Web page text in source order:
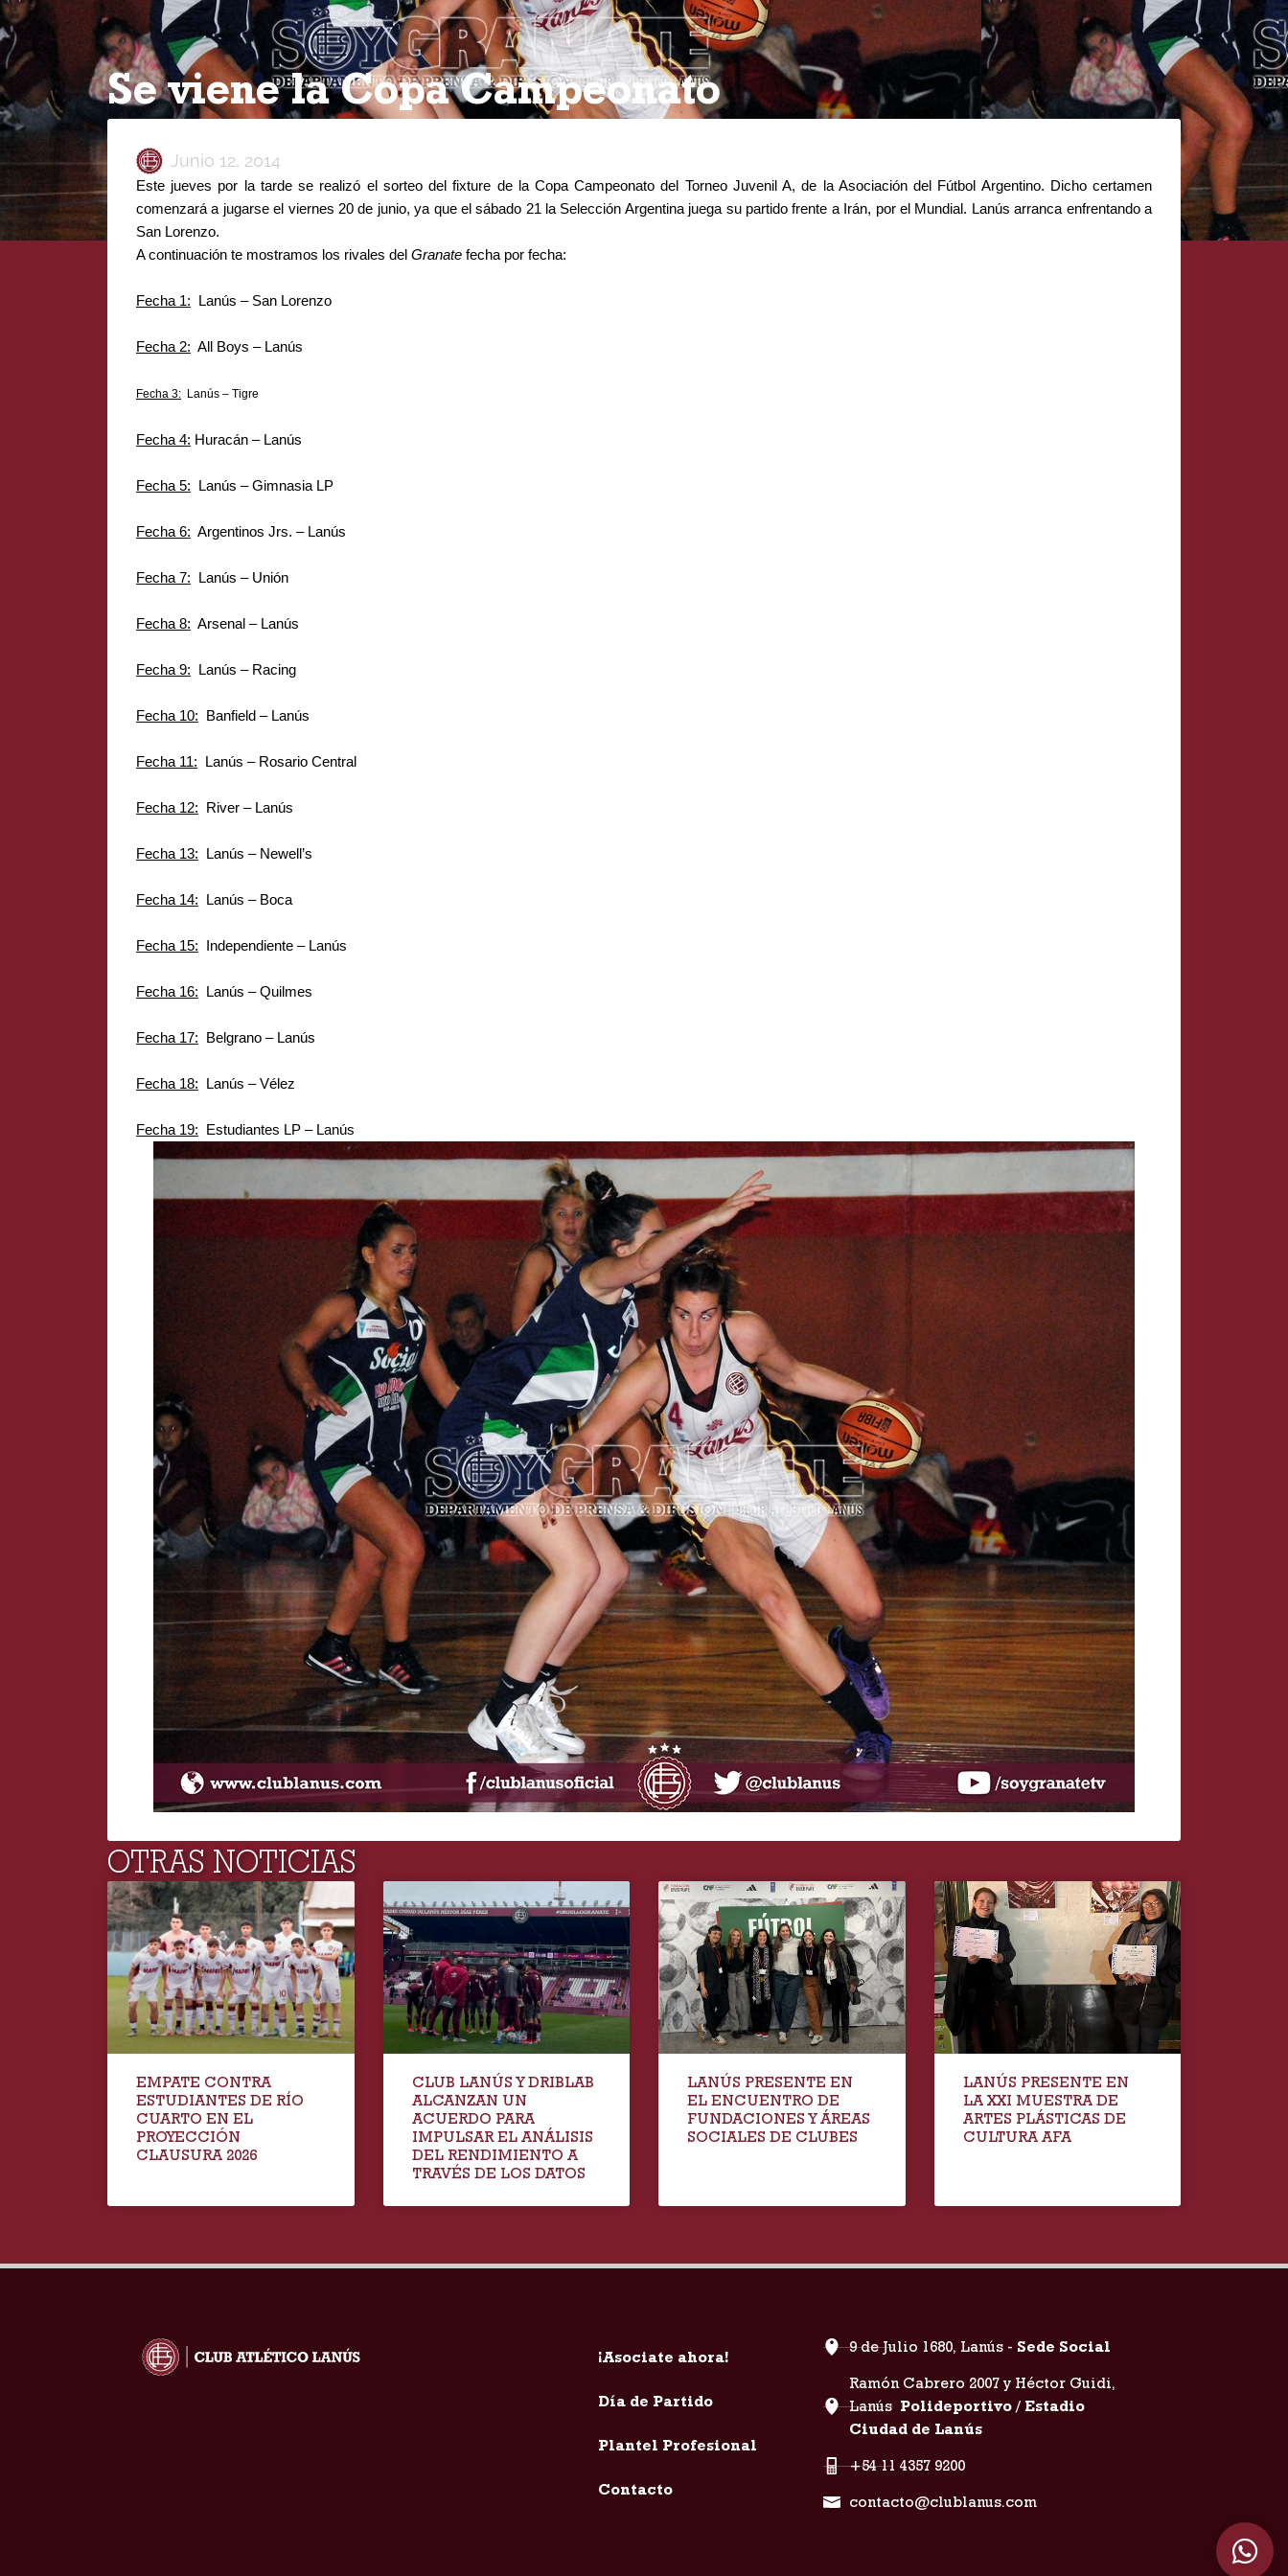
Se viene la Copa Campeonato
Junio 12, 2014
Este jueves por la tarde se realizó el sorteo del fixture de la Copa Campeonato del Torneo Juvenil A, de la Asociación del Fútbol Argentino. Dicho certamen
comenzará a jugarse el viernes 20 de junio, ya que el sábado 21 la Selección Argentina juega su partido frente a Irán, por el Mundial. Lanús arranca enfrentando a
San Lorenzo.
A continuación te mostramos los rivales del Granate fecha por fecha:
Fecha 1: Lanús – San Lorenzo
Fecha 2: All Boys – Lanús
Fecha 3: Lanús – Tigre
Fecha 4: Huracán – Lanús
Fecha 5: Lanús – Gimnasia LP
Fecha 6: Argentinos Jrs. – Lanús
Fecha 7: Lanús – Unión
Fecha 8: Arsenal – Lanús
Fecha 9: Lanús – Racing
Fecha 10: Banfield – Lanús
Fecha 11: Lanús – Rosario Central
Fecha 12: River – Lanús
Fecha 13: Lanús – Newell’s
Fecha 14: Lanús – Boca
Fecha 15: Independiente – Lanús
Fecha 16: Lanús – Quilmes
Fecha 17: Belgrano – Lanús
Fecha 18: Lanús – Vélez
Fecha 19: Estudiantes LP – Lanús
OTRAS NOTICIAS
EMPATE CONTRA
ESTUDIANTES DE RÍO
CUARTO EN EL
PROYECCIÓN
CLAUSURA 2026
CLUB LANÚS Y DRIBLAB
ALCANZAN UN
ACUERDO PARA
IMPULSAR EL ANÁLISIS
DEL RENDIMIENTO A
TRAVÉS DE LOS DATOS
LANÚS PRESENTE EN
EL ENCUENTRO DE
FUNDACIONES Y ÁREAS
SOCIALES DE CLUBES
LANÚS PRESENTE EN
LA XXI MUESTRA DE
ARTES PLÁSTICAS DE
CULTURA AFA
¡Asociate ahora!
Día de Partido
Plantel Profesional
Contacto
9 de Julio 1680, Lanús - Sede Social
Ramón Cabrero 2007 y Héctor Guidi,
Lanús Polideportivo / Estadio
Ciudad de Lanús
+54 11 4357 9200
contacto@clublanus.com